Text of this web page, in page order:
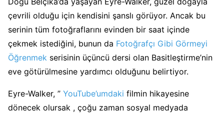
çevrili olduğu için kendisini şanslı görüyor. Ancak bu
serinin tüm fotoğraflarını evinden bir saat içinde
çekmek istediğini, bunun da Fotoğrafçı Gibi Görmeyi
Öğrenmek serisinin üçüncü dersi olan Basitleştirme’nin
eve götürülmesine yardımcı olduğunu belirtiyor.
Eyre-Walker, ” YouTube’umdaki filmin hikayesine
dönecek olursak , çoğu zaman sosyal medyada